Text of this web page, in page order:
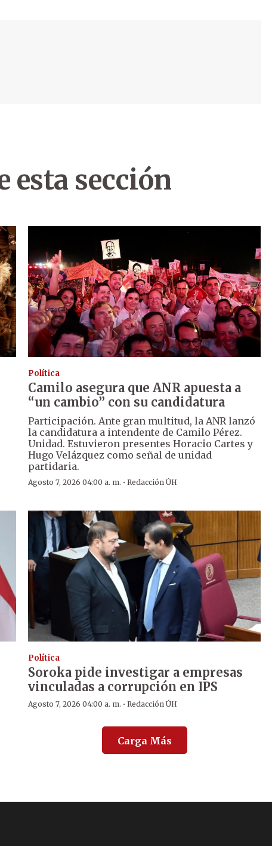
esta sección
Política
Camilo asegura que ANR apuesta a
“un cambio” con su candidatura
Participación. Ante gran multitud, la ANR lanzó
la candidatura a intendente de Camilo Pérez.
Unidad. Estuvieron presentes Horacio Cartes y
Hugo Velázquez como señal de unidad
partidaria.
Agosto 7, 2026 04:00 a. m. ·Redacción ÚH
Política
Soroka pide investigar a empresas
vinculadas a corrupción en IPS
Agosto 7, 2026 04:00 a. m. ·Redacción ÚH
Carga Más